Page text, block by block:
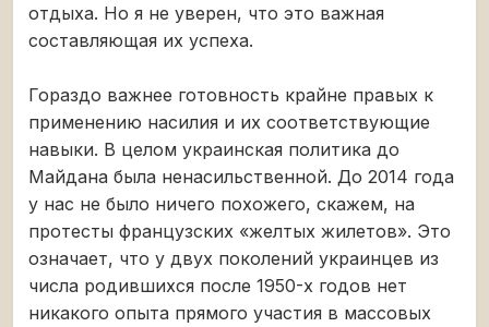
отдыха. Но я не уверен, что это важная
составляющая их успеха.
Гораздо важнее готовность крайне правых к
применению насилия и их соответствующие
навыки. В целом украинская политика до
Майдана была ненасильственной. До 2014 года
у нас не было ничего похожего, скажем, на
протесты французских «желтых жилетов». Это
означает, что у двух поколений украинцев из
числа родившихся после 1950-х годов нет
никакого опыта прямого участия в массовых